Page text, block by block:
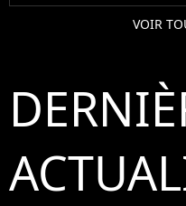
VOIR